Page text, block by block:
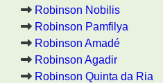
Robinson Nobilis
Robinson Pamfilya
Robinson Amadé
Robinson Agadir
Robinson Quinta da Ria